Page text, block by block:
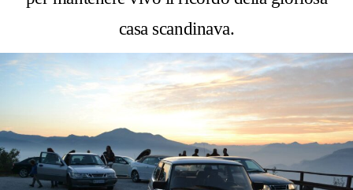
casa scandinava.